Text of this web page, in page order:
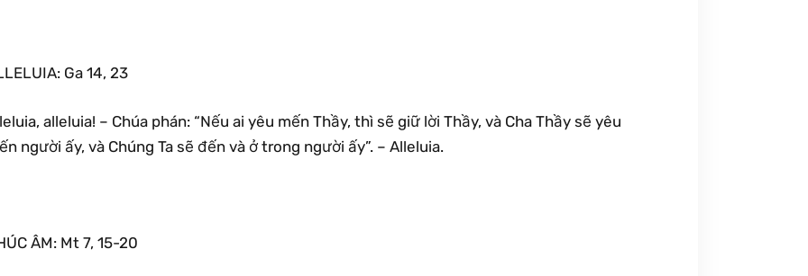
Ga 14, 23
alleluia! – Chúa phán: “Nếu ai yêu mến Thầy, thì sẽ giữ lời Thầy, và Cha Thầy sẽ yêu
người ấy, và Chúng Ta sẽ đến và ở trong người ấy”. – Alleluia.
ÂM: Mt 7, 15-20